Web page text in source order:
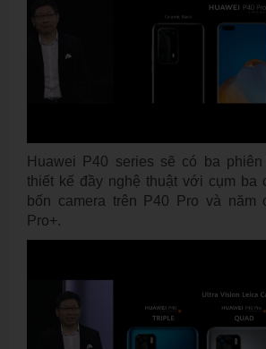
Huawei P40 series sẽ có ba
thiết kế đầy nghệ thuật với cụm ba
bốn camera trên P40 Pro và năm
Pro+.